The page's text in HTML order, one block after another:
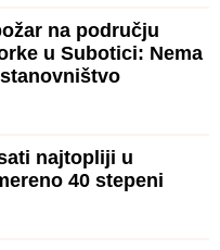
na području
u Subotici: Nema
najtopliji u
40 stepeni